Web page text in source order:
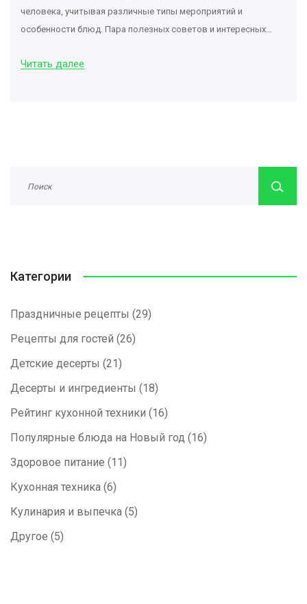
человека, учитывая различные типы мероприятий и
особенности блюд. Пара полезных советов и интересных
но и минимизировать пищевые отходы. Узнайте, как сделать
Читать далее
Категории
Праздничные рецепты (29)
Рецепты для гостей (26)
Детские десерты (21)
Десерты и ингредиенты (18)
Рейтинг кухонной техники (16)
Популярные блюда на Новый год (16)
Здоровое питание (11)
Кухонная техника (6)
Кулинария и выпечка (5)
Другое (5)